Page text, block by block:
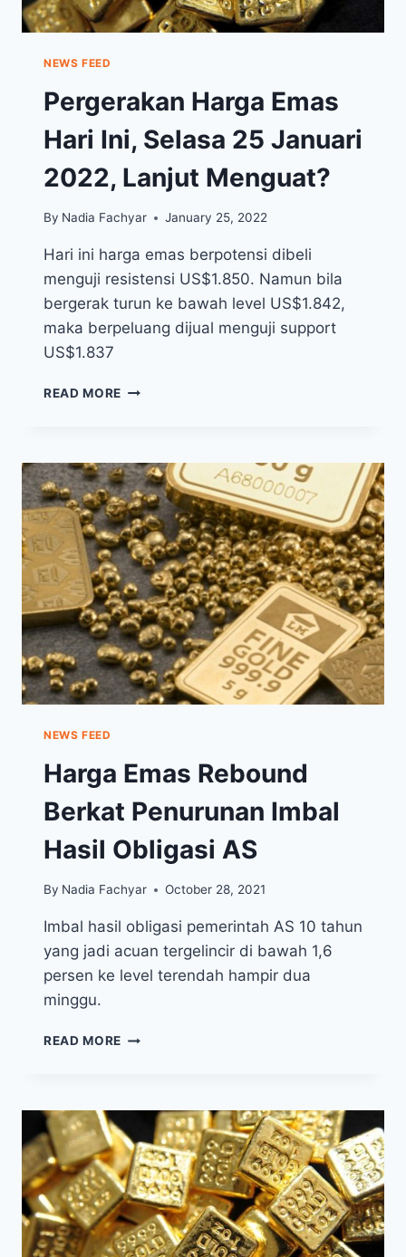
NEWS FEED
Pergerakan Harga Emas
Hari Ini, Selasa 25 Januari
2022, Lanjut Menguat?
By Nadia Fachyar January 25, 2022
Hari ini harga emas berpotensi dibeli
menguji resistensi US$1.850. Namun bila
bergerak turun ke bawah level US$1.842,
maka berpeluang dijual menguji support
US$1.837
READ MORE PERGERAKAN
INI,
SELASA
25
JANUARI
2022,
LANJUT
MENGUAT?
NEWS FEED
Harga Emas Rebound
Berkat Penurunan Imbal
Hasil Obligasi AS
By Nadia Fachyar October 28, 2021
Imbal hasil obligasi pemerintah AS 10 tahun
yang jadi acuan tergelincir di bawah 1,6
persen ke level terendah hampir dua
minggu.
READ MORE HARGA
PENURUNAN
IMBAL
HASIL
OBLIGASI
AS